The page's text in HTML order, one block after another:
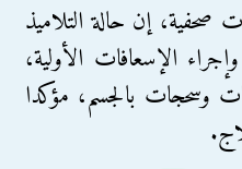
إن حالة التلاميذ
الإسعافات الأولية،
وسحجات بالجسم، مؤكدا